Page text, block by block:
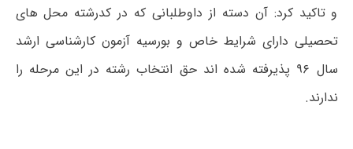
و تاکید کرد: آن دسته از داوطلبانی که در کدرشته محل های
تحصیلی دارای شرایط خاص و بورسیه آزمون کارشناسی ارشد
سال ۹۶ پذیرفته شده اند حق انتخاب رشته در این مرحله را
ندارند.